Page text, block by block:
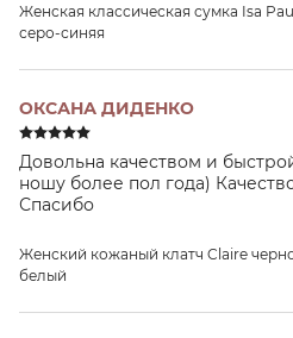
Женская классическая сумка Isa
серо-синяя
ОКСАНА ДИДЕНКО
Довольна качеством и
ношу более пол года)
Спасибо
Женский кожаный клатч Claire
белый